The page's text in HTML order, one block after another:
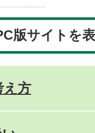
版サイトを
え方